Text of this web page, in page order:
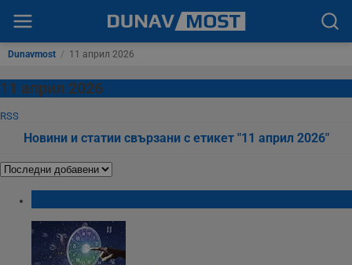
Dunavmost / 11 април 2026
11 април 2026
RSS
Новини и статии свързани с етикет "11 април 2026"